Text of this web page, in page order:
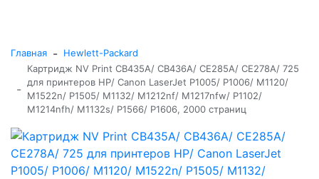
Главная - Hewlett-Packard
-
Картридж NV Print CB435A/ CB436A/ CE285A/ CE278A/ 725
для принтеров HP/ Canon LaserJet P1005/ P1006/ M1120/
M1522n/ P1505/ M1132/ M1212nf/ M1217nfw/ P1102/
M1214nfh/ M1132s/ P1566/ P1606, 2000 страниц